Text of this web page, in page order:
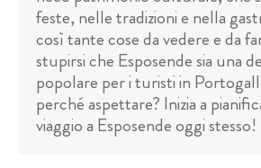
feste, nelle tradizioni e nella
così tante cose da vedere e da
stupirsi che Esposende sia una
popolare per i turisti in
perché aspettare? Inizia a
viaggio a Esposende oggi stesso!